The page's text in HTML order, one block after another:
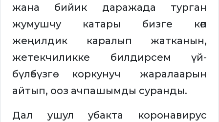
жана бийик даражада турган
жумушчу катары бизге көп
жеңилдик каралып жатканын,
жетекчиликке билдирсем үй-
бүлөбүзгө коркунуч жаралаарын
айтып, ооз ачпашымды суранды.
Дал ушул убакта коронавирус